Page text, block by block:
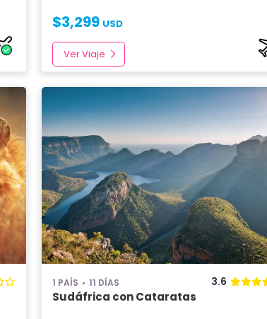
$3,299 USD
Ver Viaje
1 PAÍS 11 DÍAS 3.6
Sudáfrica con Cataratas